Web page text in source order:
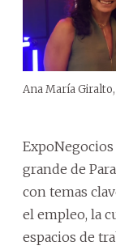
Ana María
grande de
con temas
el empleo, la
espacios de